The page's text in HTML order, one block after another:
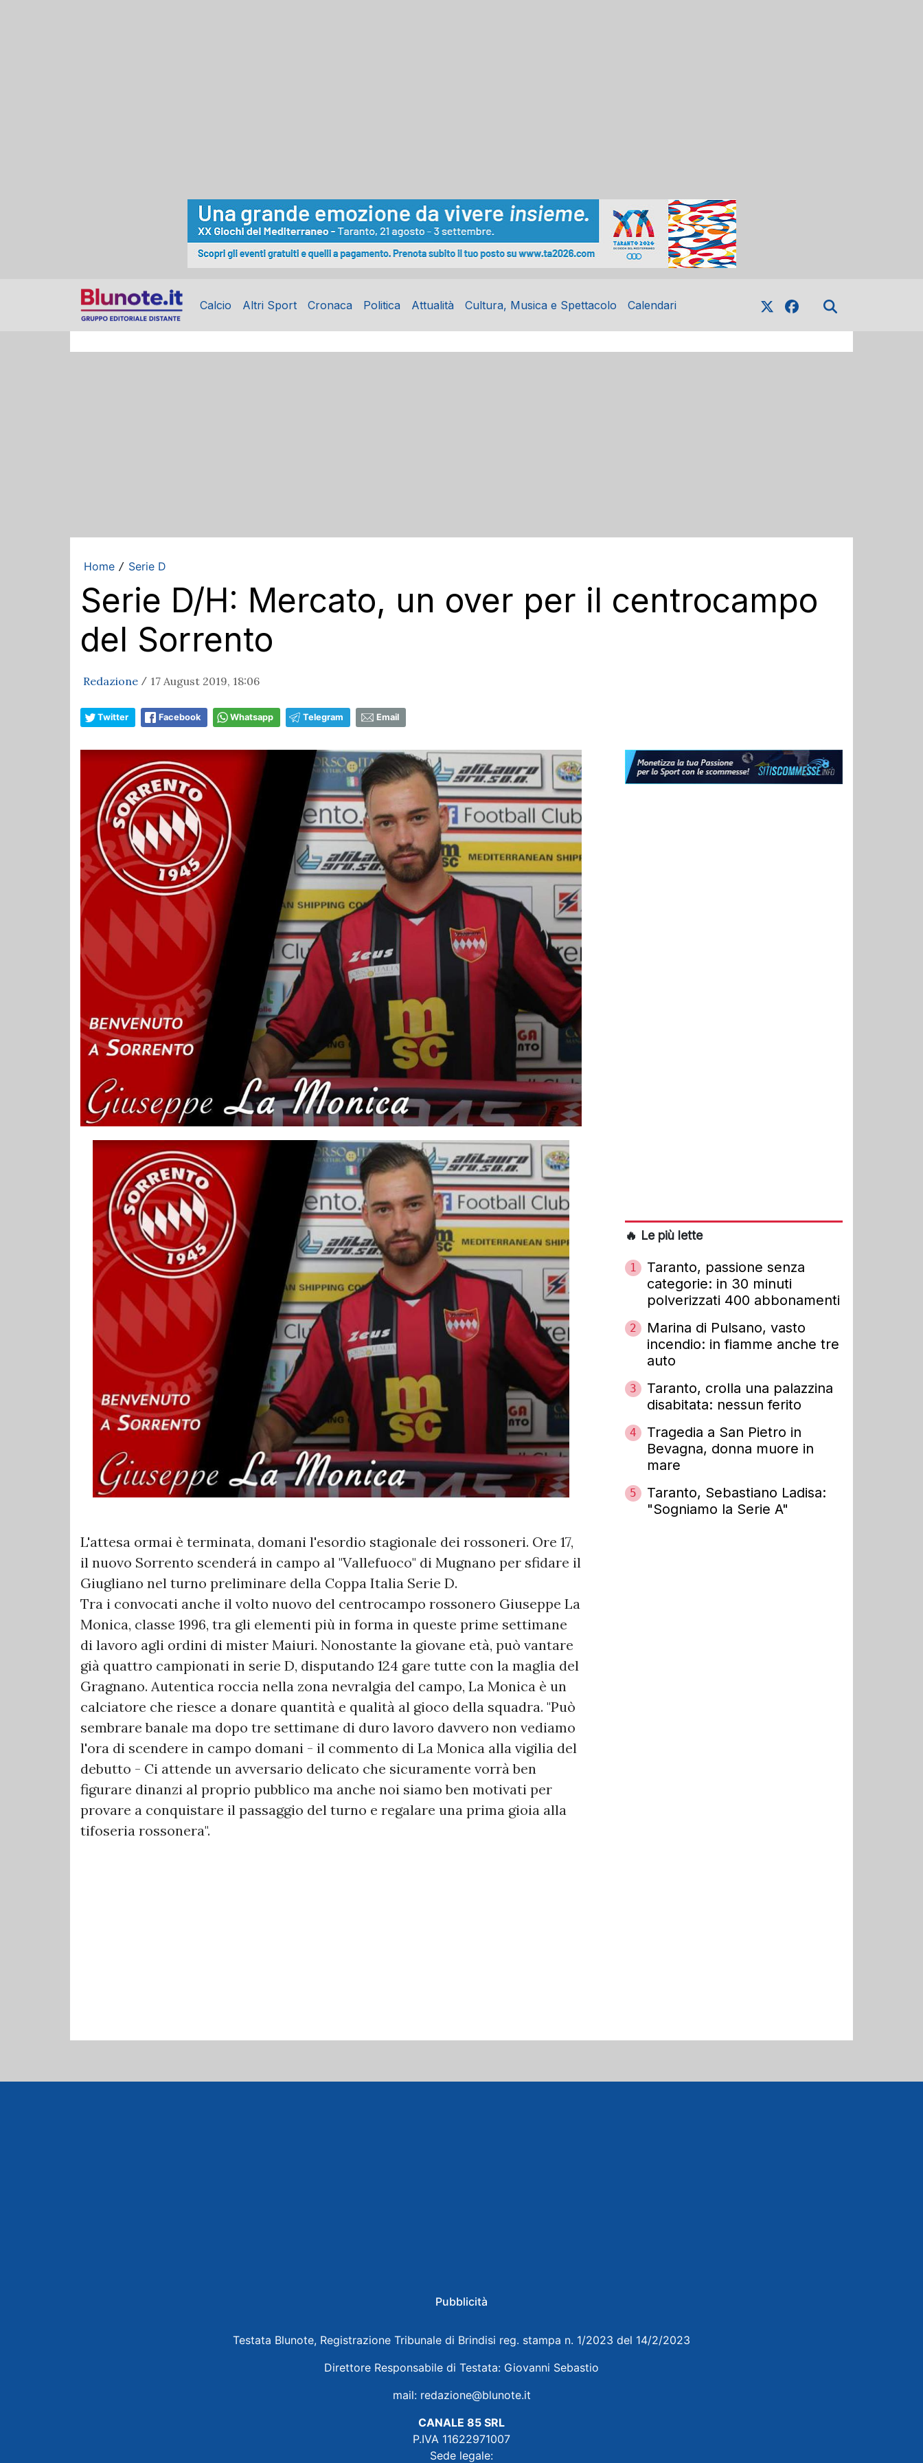
Calcio Altri Sport Cronaca Politica Attualità Cultura, Musica e Spettacolo Calendari
Home / Serie D
Serie D/H: Mercato, un over per il centrocampo
del Sorrento
Redazione / 17 August 2019, 18:06
Twitter Facebook Whatsapp Telegram Email
L'attesa ormai è terminata, domani l'esordio stagionale dei rossoneri. Ore 17,
il nuovo Sorrento scenderá in campo al "Vallefuoco" di Mugnano per sfidare il
Giugliano nel turno preliminare della Coppa Italia Serie D.
Tra i convocati anche il volto nuovo del centrocampo rossonero Giuseppe La
Monica, classe 1996, tra gli elementi più in forma in queste prime settimane
di lavoro agli ordini di mister Maiuri. Nonostante la giovane età, può vantare
già quattro campionati in serie D, disputando 124 gare tutte con la maglia del
Gragnano. Autentica roccia nella zona nevralgia del campo, La Monica è un
calciatore che riesce a donare quantità e qualità al gioco della squadra. "Può
sembrare banale ma dopo tre settimane di duro lavoro davvero non vediamo
l'ora di scendere in campo domani - il commento di La Monica alla vigilia del
debutto - Ci attende un avversario delicato che sicuramente vorrà ben
figurare dinanzi al proprio pubblico ma anche noi siamo ben motivati per
provare a conquistare il passaggio del turno e regalare una prima gioia alla
tifoseria rossonera".
🔥 Le più lette
1
Taranto, passione senza
categorie: in 30 minuti
polverizzati 400 abbonamenti
2
Marina di Pulsano, vasto
incendio: in fiamme anche tre
auto
3
Taranto, crolla una palazzina
disabitata: nessun ferito
4
Tragedia a San Pietro in
Bevagna, donna muore in
mare
5
Taranto, Sebastiano Ladisa:
"Sogniamo la Serie A"
Pubblicità
Testata Blunote, Registrazione Tribunale di Brindisi reg. stampa n. 1/2023 del 14/2/2023
Direttore Responsabile di Testata: Giovanni Sebastio
mail: redazione@blunote.it
CANALE 85 SRL
P.IVA 11622971007
Sede legale: